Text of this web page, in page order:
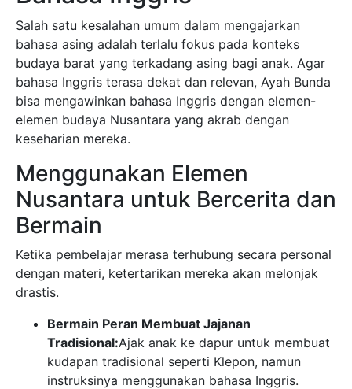
Salah satu kesalahan umum dalam mengajarkan
bahasa asing adalah terlalu fokus pada konteks
budaya barat yang terkadang asing bagi anak. Agar
bahasa Inggris terasa dekat dan relevan, Ayah Bunda
bisa mengawinkan bahasa Inggris dengan elemen-
elemen budaya Nusantara yang akrab dengan
keseharian mereka.
Menggunakan Elemen
Nusantara untuk Bercerita dan
Bermain
Ketika pembelajar merasa terhubung secara personal
dengan materi, ketertarikan mereka akan melonjak
drastis.
Bermain Peran Membuat Jajanan
Tradisional:Ajak anak ke dapur untuk membuat
kudapan tradisional seperti Klepon, namun
instruksinya menggunakan bahasa Inggris.